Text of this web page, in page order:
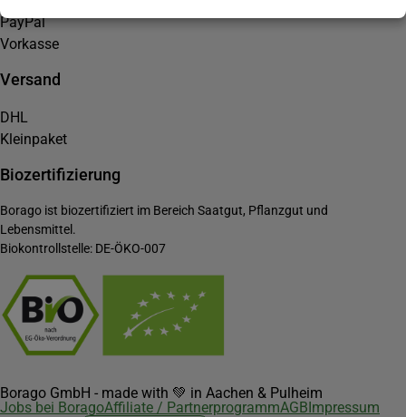
PayPal
Vorkasse
Versand
DHL
Kleinpaket
Biozertifizierung
Borago ist biozertifiziert im Bereich Saatgut, Pflanzgut und
Lebensmittel.
Biokontrollstelle: DE-ÖKO-007
Borago GmbH - made with 💚 in Aachen & Pulheim
Jobs bei BoragoAffiliate / PartnerprogrammAGB Impressum